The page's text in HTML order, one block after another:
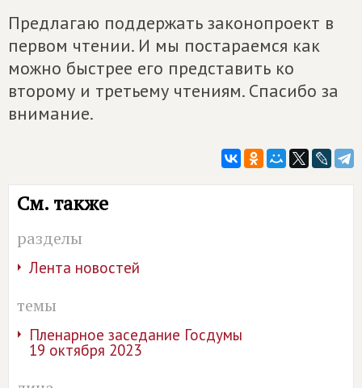
Предлагаю поддержать законопроект в
первом чтении. И мы постараемся как
можно быстрее его представить ко
второму и третьему чтениям. Спасибо за
внимание.
См. также
разделы
Лента новостей
темы
Пленарное заседание Госдумы
19 октября 2023